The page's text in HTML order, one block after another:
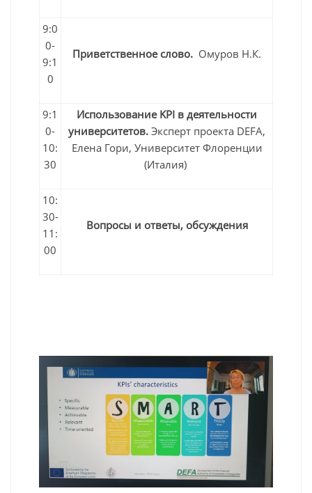
9:0
0-
9:1
0
Приветственное слово. Омуров Н.К.
9:1
0-
10:
30
Использование KPI в деятельности
университетов. Эксперт проекта DEFA,
Елена Гори, Университет Флоренции
(Италия)
10:
30-
11:
00
Вопросы и ответы, обсуждения